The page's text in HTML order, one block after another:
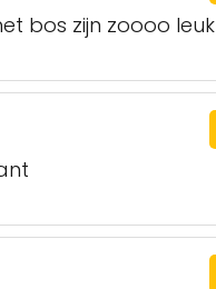
bos zijn zoooo leuk